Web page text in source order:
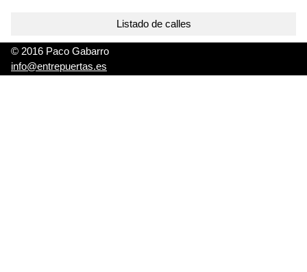
Listado de calles
© 2016 Paco Gabarro
info@entrepuertas.es